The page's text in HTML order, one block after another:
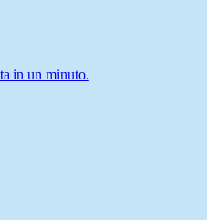
in un minuto.